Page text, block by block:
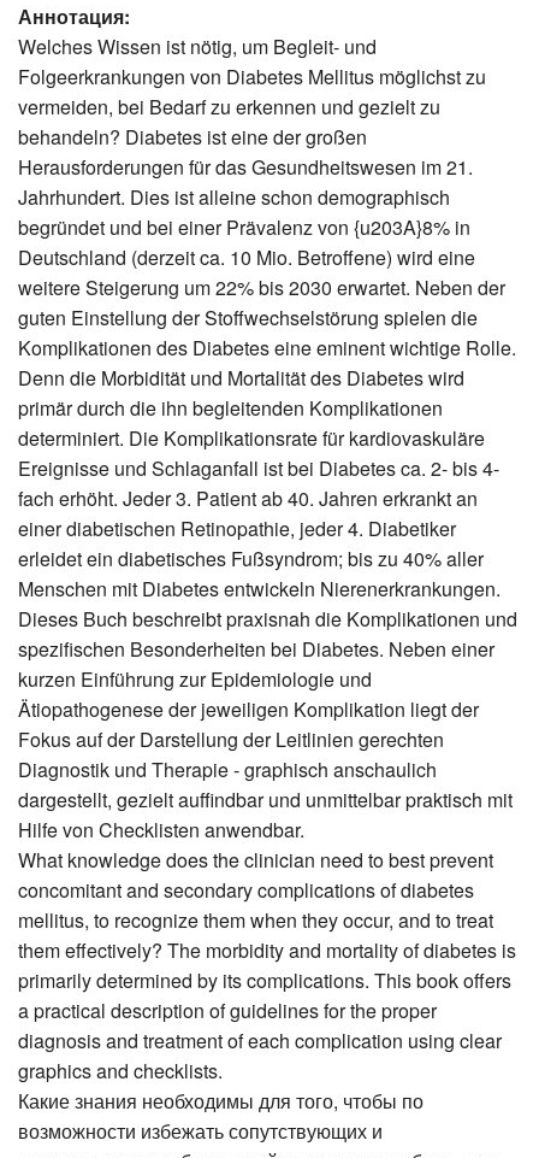
Аннотация:
Welches Wissen ist nötig, um Begleit- und
Folgeerkrankungen von Diabetes Mellitus möglichst zu
vermeiden, bei Bedarf zu erkennen und gezielt zu
behandeln? Diabetes ist eine der großen
Herausforderungen für das Gesundheitswesen im 21.
Jahrhundert. Dies ist alleine schon demographisch
begründet und bei einer Prävalenz von {u203A}8% in
Deutschland (derzeit ca. 10 Mio. Betroffene) wird eine
weitere Steigerung um 22% bis 2030 erwartet. Neben der
guten Einstellung der Stoffwechselstörung spielen die
Komplikationen des Diabetes eine eminent wichtige Rolle.
Denn die Morbidität und Mortalität des Diabetes wird
primär durch die ihn begleitenden Komplikationen
determiniert. Die Komplikationsrate für kardiovaskuläre
Ereignisse und Schlaganfall ist bei Diabetes ca. 2- bis 4-
fach erhöht. Jeder 3. Patient ab 40. Jahren erkrankt an
einer diabetischen Retinopathie, jeder 4. Diabetiker
erleidet ein diabetisches Fußsyndrom; bis zu 40% aller
Menschen mit Diabetes entwickeln Nierenerkrankungen.
Dieses Buch beschreibt praxisnah die Komplikationen und
spezifischen Besonderheiten bei Diabetes. Neben einer
kurzen Einführung zur Epidemiologie und
Ätiopathogenese der jeweiligen Komplikation liegt der
Fokus auf der Darstellung der Leitlinien gerechten
Diagnostik und Therapie - graphisch anschaulich
dargestellt, gezielt auffindbar und unmittelbar praktisch mit
Hilfe von Checklisten anwendbar.
What knowledge does the clinician need to best prevent
concomitant and secondary complications of diabetes
mellitus, to recognize them when they occur, and to treat
them effectively? The morbidity and mortality of diabetes is
primarily determined by its complications. This book offers
a practical description of guidelines for the proper
diagnosis and treatment of each complication using clear
graphics and checklists.
Какие знания необходимы для того, чтобы по
возможности избежать сопутствующих и